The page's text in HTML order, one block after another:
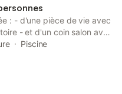
: - d'une pièce de vie avec
- et d'un coin salon avec
lave-linge et un WC
donne sur un terrasse
chambres et une salle
Piscine